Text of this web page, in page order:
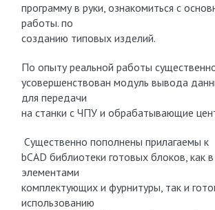
программу в руки, ознакомиться с
работы. по
созданию типовых изделий.
По опыту реальной работы
усовершенствован модуль вывода
для передачи
на станки с ЧПУ и обрабатывающие
Существенно пополнены прилагаемы к
bCAD библиотеки готовых блоков, как
элементами
комплектующих и фурнитуры, так и
использованию